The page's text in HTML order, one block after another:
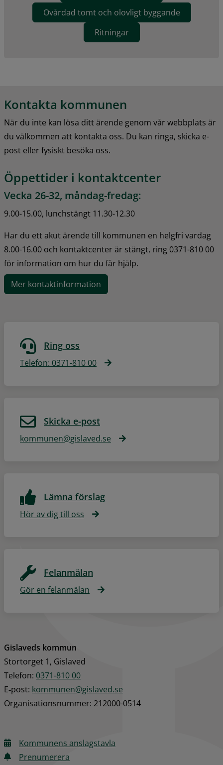
Ovårdad tomt och olovligt byggande
Ritningar
Kontakta kommunen
När du inte kan lösa ditt ärende genom vår webbplats är
du välkommen att kontakta oss. Du kan ringa, skicka e-
post eller fysiskt besöka oss.
Öppettider i kontaktcenter
Vecka 26-32, måndag-fredag:
9.00-15.00, lunchstängt 11.30-12.30
Har du ett akut ärende till kommunen en helgfri vardag
8.00-16.00 och kontaktcenter är stängt, ring 0371-810 00
för information om hur du får hjälp.
Mer kontaktinformation
Ring oss
Telefon: 0371-810 00
Skicka e-post
kommunen@gislaved.se
Lämna förslag
Hör av dig till oss
Felanmälan
Gör en felanmälan
Gislaveds kommun
Stortorget 1, Gislaved
Telefon: 0371-810 00
E‑post: kommunen@gislaved.se
Organisationsnummer: 212000-0514
Kommunens anslagstavla
Prenumerera